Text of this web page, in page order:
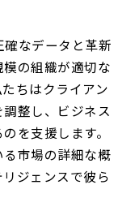
なデータと革新
の組織が適切な
ちはクライアン
整し、ビジネス
を支援します。
市場の詳細な概
ジェンスで彼ら